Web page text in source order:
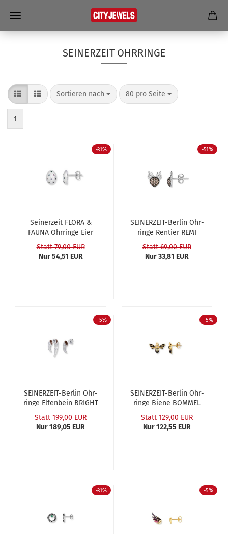
SEINERZEIT OHRRINGE
Sortieren nach 80 pro Seite
1
-31%
Sei­ner­zeit FLORA &
FAUNA Ohr­rin­ge Eier
Statt 79,00 EUR
Nur 54,51 EUR
-51%
SEINERZEIT-​​Ber­lin Ohr­
rin­ge Ren­tier REMI
Statt 69,00 EUR
Nur 33,81 EUR
-5%
SEINERZEIT-​​Ber­lin Ohr­
rin­ge El­fen­bein BRIGHT
Statt 199,00 EUR
Nur 189,05 EUR
-5%
SEINERZEIT-​​Ber­lin Ohr­
rin­ge Biene BOM­MEL
Statt 129,00 EUR
Nur 122,55 EUR
-31% -5%